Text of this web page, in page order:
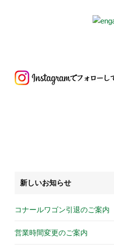
新しいお知らせ
コナールワゴン引退のご案内
営業時間変更のご案内